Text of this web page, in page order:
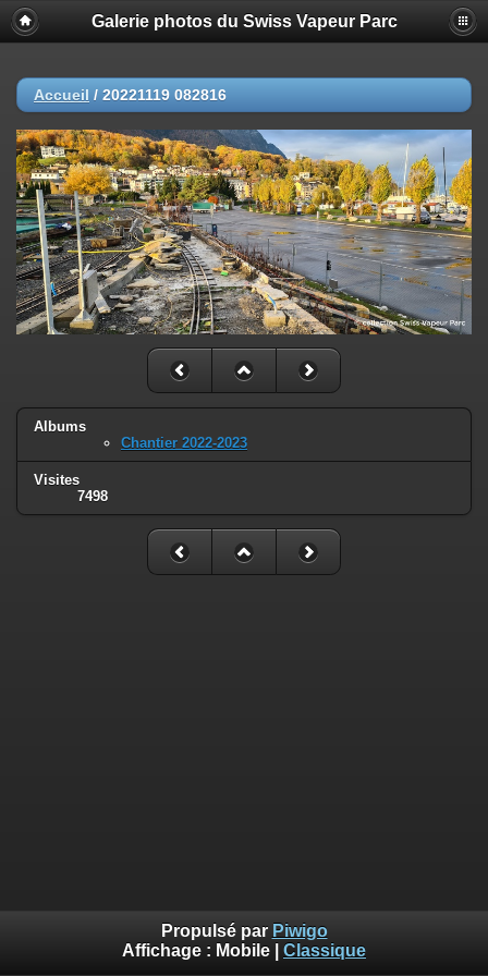
Galerie photos du Swiss Vapeur Parc
Accueil / 20221119 082816
Albums
Chantier 2022-2023
Visites
7498
Propulsé par Piwigo
Affichage : Mobile Classique